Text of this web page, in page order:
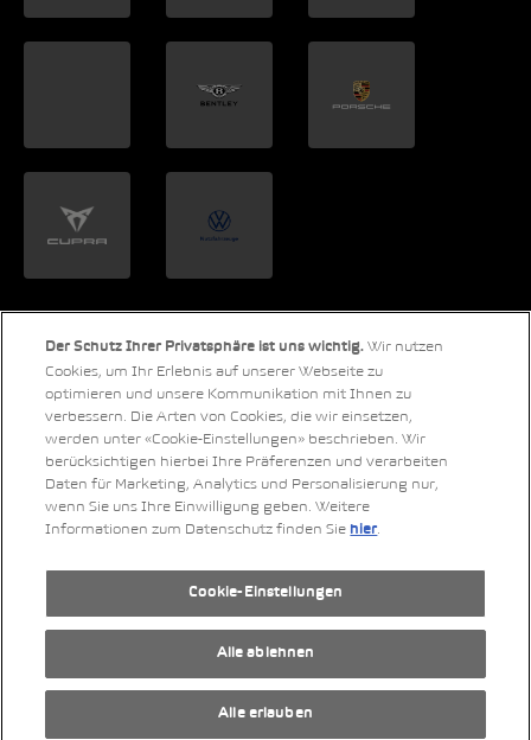
LinkedIn
Xing TwitterYouTubeInstagram
© 2026 Copyright AMAG Group AG
Datenschutzerklärung
Rechtliche Hinweise
RSS-Feed
Der Schutz Ihrer Privatsphäre ist uns wichtig. Wir nutzen
Cookies, um Ihr Erlebnis auf unserer Webseite zu
optimieren und unsere Kommunikation mit Ihnen zu
verbessern. Die Arten von Cookies, die wir einsetzen,
werden unter «Cookie-Einstellungen» beschrieben. Wir
berücksichtigen hierbei Ihre Präferenzen und verarbeiten
Daten für Marketing, Analytics und Personalisierung nur,
wenn Sie uns Ihre Einwilligung geben. Weitere
Informationen zum Datenschutz finden Sie hier.
Cookie-Einstellungen
Alle ablehnen
Alle erlauben